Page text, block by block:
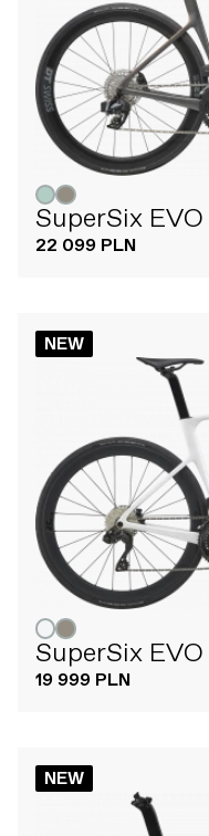
SuperSix
22 099 PLN
NEW
SuperSix
19 999 PLN
NEW